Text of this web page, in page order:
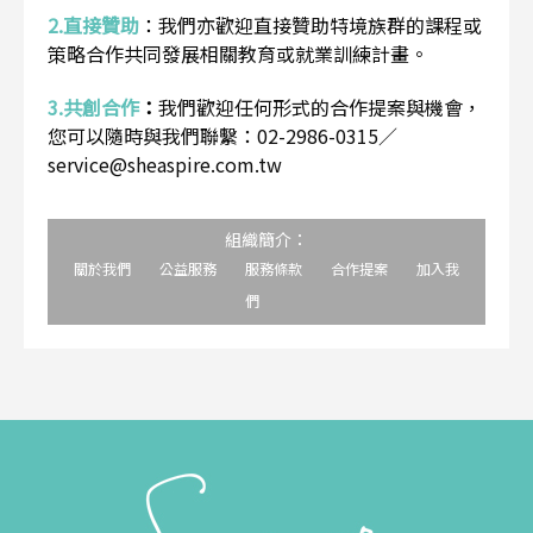
2.直接贊助 ： 我們亦歡迎直接贊助特境族群的課程或
策略合作共同發展相關教育或就業訓練計畫。
3.共創合作： 我們歡迎任何形式的合作提案與機會，
您可以隨時與我們聯繫：02-2986-0315／
service@sheaspire.com.tw
組織簡介：
關於我們 公益服務 服務條款 合作提案
加入我
們